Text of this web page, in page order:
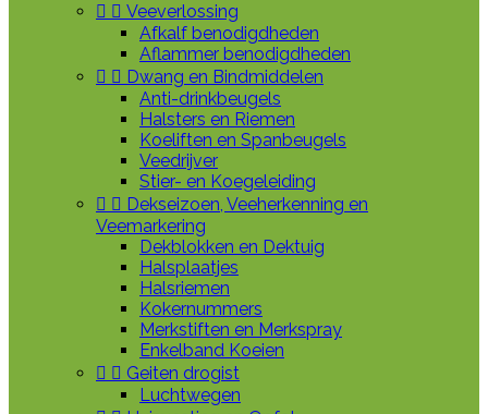
  Veeverlossing
Afkalf benodigdheden
Aflammer benodigdheden
  Dwang en Bindmiddelen
Anti-drinkbeugels
Halsters en Riemen
Koeliften en Spanbeugels
Veedrijver
Stier- en Koegeleiding
  Dekseizoen, Veeherkenning en
Veemarkering
Dekblokken en Dektuig
Halsplaatjes
Halsriemen
Kokernummers
Merkstiften en Merkspray
Enkelband Koeien
  Geiten drogist
Luchtwegen